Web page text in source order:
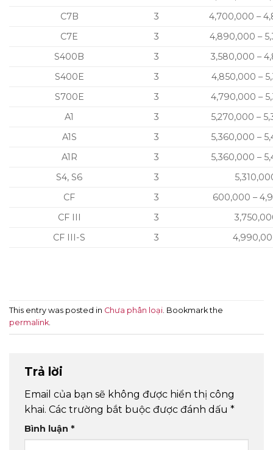
C7B
3
4,700,000 –
C7E
3
4,890,000 –
S400B
3
3,580,000 –
S400E
3
4,850,000 –
S700E
3
4,790,000 –
A1
3
5,270,000 –
A1S
3
5,360,000 –
A1R
3
5,360,000 –
S4, S6
3
CF
3
600,000 –
CF III
3
CF III-S
3
This entry was posted in Chưa phân loại. Bookmark the
permalink.
Trả lời
Email của bạn sẽ không được hiển thị công
khai. Các trường bắt buộc được đánh dấu *
Bình luận *